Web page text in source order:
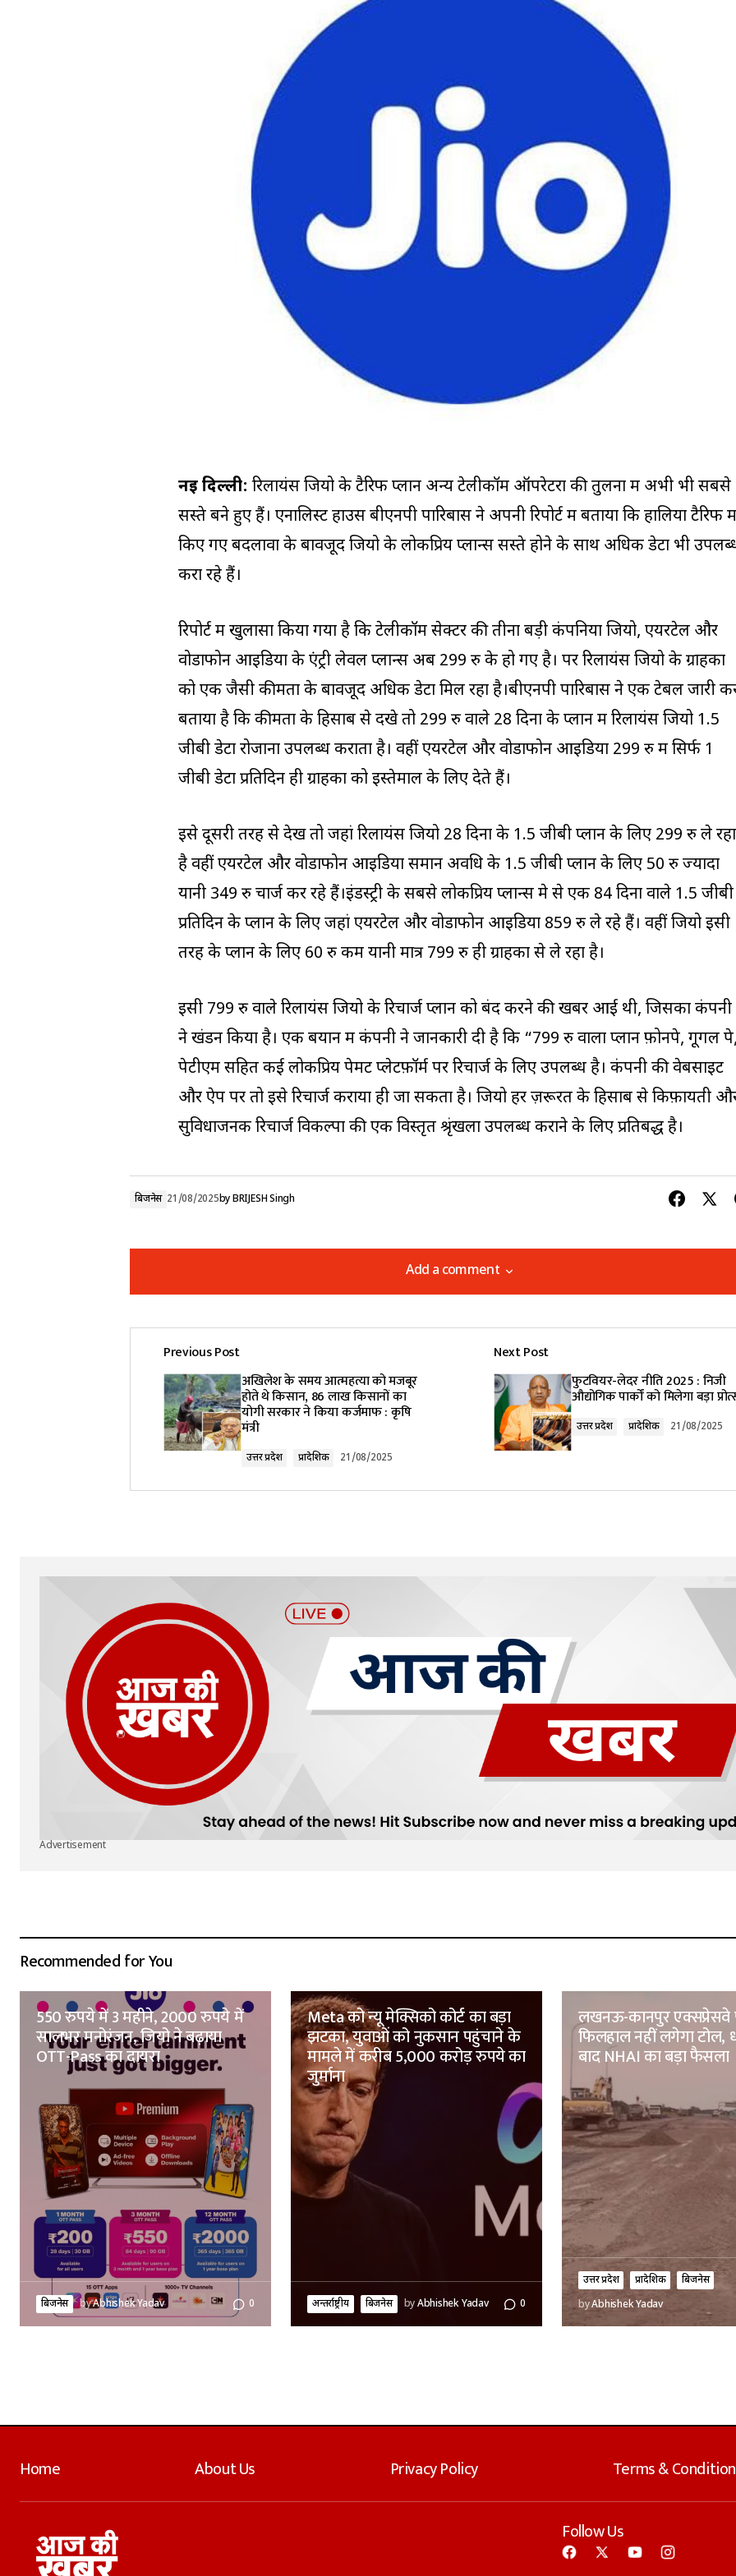
नई दिल्ली: रिलायंस जियो के टैरिफ प्लान अन्य टेलीकॉम ऑपरेटरों की तुलना में अभी भी सबसे
सस्ते बने हुए हैं। एनालिस्ट हाउस बीएनपी पारिबास ने अपनी रिपोर्ट में बताया कि हालिया टैरिफ में
किए गए बदलावों के बावजूद जियो के लोकप्रिय प्लान्स सस्ते होने के साथ अधिक डेटा भी
करा रहे हैं।
रिपोर्ट में खुलासा किया गया है कि टेलीकॉम सेक्टर की तीनों बड़ी कंपनियों जियो, एयरटेल और
वोडाफोन आइडिया के एंट्री लेवल प्लान्स अब 299 रु के हो गए है। पर रिलायंस जियो के ग्राहकों
को एक जैसी कीमतों के बावजूद अधिक डेटा मिल रहा है।बीएनपी पारिबास ने एक टेबल जारी
बताया है कि कीमतों के हिसाब से देंखे तो 299 रु वाले 28 दिनों के प्लान में रिलायंस जियो 1.5
जीबी डेटा रोजाना उपलब्ध कराता है। वहीं एयरटेल और वोडाफोन आइडिया 299 रु में सिर्फ 1
जीबी डेटा प्रतिदिन ही ग्राहकों को इस्तेमाल के लिए देते हैं।
इसे दूसरी तरह से देखें तो जहां रिलायंस जियो 28 दिनों के 1.5 जीबी प्लान के लिए 299 रु ले रहा
है वहीं एयरटेल और वोडाफोन आइडिया समान अवधि के 1.5 जीबी प्लान के लिए 50 रु ज्यादा
यानी 349 रु चार्ज कर रहे हैं।इंडस्ट्री के सबसे लोकप्रिय प्लान्स मे से एक 84 दिनों वाले 1.5 जीबी
प्रतिदिन के प्लान के लिए जहां एयरटेल और वोडाफोन आइडिया 859 रु ले रहे हैं। वहीं जियो इसी
तरह के प्लान के लिए 60 रु कम यानी मात्र 799 रु ही ग्राहकों से ले रहा है।
इसी 799 रु वाले रिलायंस जियो के रिचार्ज प्लान को बंद करने की खबरें आई थी, जिसका कंपनी
ने खंडन किया है। एक बयान में कंपनी ने जानकारी दी है कि “799 रु वाला प्लान फ़ोनपे, गूगल
पेटीएम सहित कई लोकप्रिय पेमेंट प्लेटफ़ॉर्म पर रिचार्ज के लिए उपलब्ध है। कंपनी की वेबसाइट
और ऐप पर तो इसे रिचार्ज कराया ही जा सकता है। जियो हर ज़रूरत के हिसाब से किफ़ायती
सुविधाजनक रिचार्ज विकल्पों की एक विस्तृत श्रृंखला उपलब्ध कराने के लिए प्रतिबद्ध है।
बिजनेस 21/08/2025byBRIJESH Singh
Add a comment
Add a comment
Your email address will not be published. Required fields are marked *
Comment*
Submit Comment
Previous Post
अखिलेश के समय आत्महत्या को मजबूर
होते थे किसान, 86 लाख किसानों का
योगी सरकार ने किया कर्जमाफ : कृषि
मंत्री
उत्तर प्रदेश प्रादेशिक 21/08/2025
Next Post
फुटवियर-लेदर नीति 2025 : निजी
औद्योगिक पार्कों को मिलेगा बड़ा
उत्तर प्रदेश प्रादेशिक 21/08/2025
Advertisement
Recommended for You
550 रुपये में 3 महीने, 2000 रुपये में
सालभर मनोरंजन, जियो ने बढ़ाया
OTT-Pass का दायरा
बिजनेस byAbhishek Yadav 0
Meta को न्यू मेक्सिको कोर्ट का बड़ा
झटका, युवाओं को नुकसान पहुंचाने के
मामले में करीब 5,000 करोड़ रुपये का
जुर्माना
अन्तर्राष्ट्रीय बिजनेस byAbhishek Yadav 0
लखनऊ-कानपुर एक्सप्रेसवे
फिलहाल नहीं लगेगा टोल,
बाद NHAI का बड़ा फैसला
उत्तर प्रदेश प्रादेशिक
बिजनेस
byAbhishek Yadav
Home About Us Privacy Policy Terms &
Follow Us